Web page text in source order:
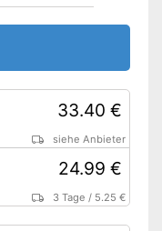
33.40 €
siehe Anbieter
24.99 €
3 Tage / 5.25 €